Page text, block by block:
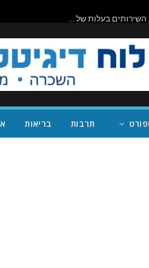
ביורוקרטיה בפעולה: שישה חודשים לאחר ההשלמה, השירותים בעלות של מיליון דולר בראניון קניון – במחוז של נית'יה ראמן – עדיין סגורים
תרבות בריאות